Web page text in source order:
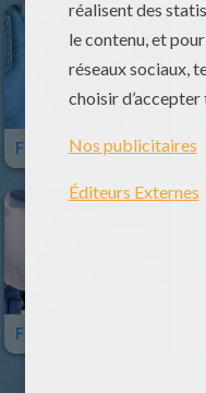
Faire De La Voile Dans La Forêt